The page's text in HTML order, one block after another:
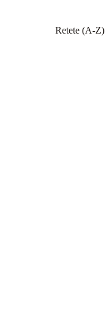
Retete (A-Z)